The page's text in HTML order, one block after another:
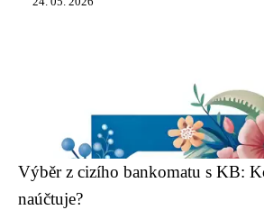
Výběr z cizího bankomatu s KB:
naúčtuje?